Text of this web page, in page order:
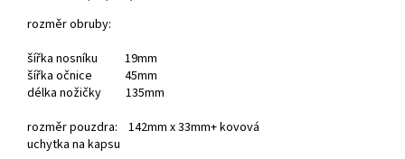
rozměr obruby:
šířka nosníku 19mm
šířka očnice 45mm
délka nožičky 135mm
rozměr pouzdra: 142mm x 33mm+ kovová
uchytka na kapsu